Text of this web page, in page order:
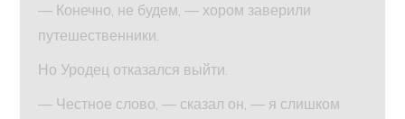
— Конечно, не будем, — хором заверили
путешественники.
Но Уродец отказался выйти.
— Честное слово, — сказал он, — я слишком